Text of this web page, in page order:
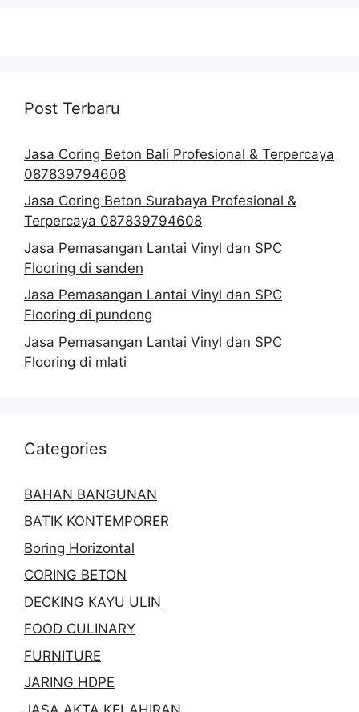
Post Terbaru
Jasa Coring Beton Bali Profesional & Terpercaya
087839794608
Jasa Coring Beton Surabaya Profesional &
Terpercaya 087839794608
Jasa Pemasangan Lantai Vinyl dan SPC
Flooring di sanden
Jasa Pemasangan Lantai Vinyl dan SPC
Flooring di pundong
Jasa Pemasangan Lantai Vinyl dan SPC
Flooring di mlati
Categories
BAHAN BANGUNAN
BATIK KONTEMPORER
Boring Horizontal
CORING BETON
DECKING KAYU ULIN
FOOD CULINARY
FURNITURE
JARING HDPE